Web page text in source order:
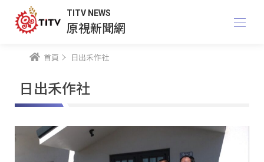
TITV NEWS
原視新聞網
首頁 日出禾作社
日出禾作社